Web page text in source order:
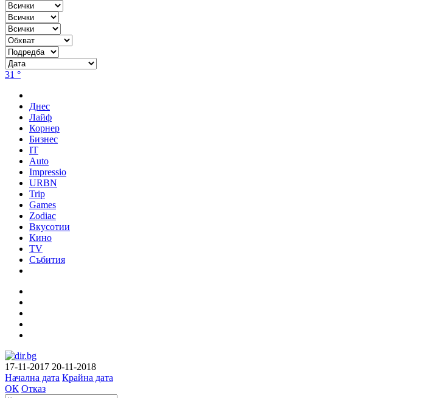
31 °
Днес
Лайф
Корнер
Бизнес
IT
Auto
Impressio
URBN
Trip
Games
Zodiac
Вкусотии
Кино
TV
Събития
17-11-2017 20-11-2018
Начална дата Крайна дата
ОК Отказ